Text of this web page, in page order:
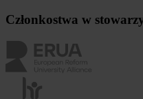
Członkostwa w